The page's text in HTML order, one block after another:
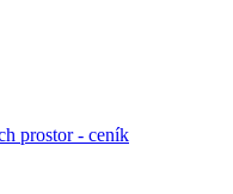
prostor - ceník